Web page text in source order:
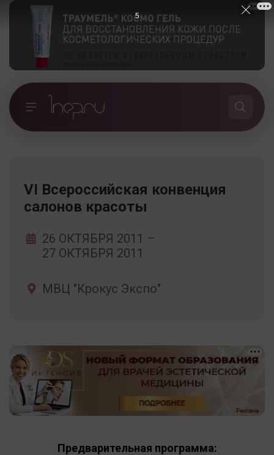
VI Всероссийская конвенция
салонов красоты
26 ОКТЯБРЯ 2011 –
27 ОКТЯБРЯ 2011
МВЦ "Крокус Экспо"
+
Предварительная программа:
4